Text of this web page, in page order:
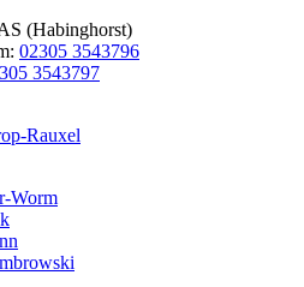
(Habinghorst)
02305 3543796
3543797
Rauxel
Worm